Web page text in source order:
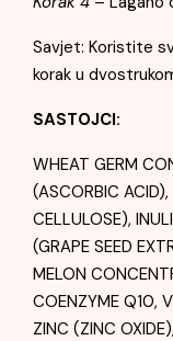
Savjet: Koristite
korak u
SASTOJCI:
WHEAT GERM
(ASCORBIC
CELLULOSE),
(GRAPE SEED
MELON
COENZYME Q10,
ZINC (ZINC